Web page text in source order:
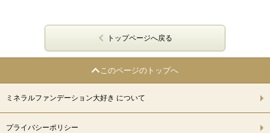
トップページへ戻る
このページのトップへ
ミネラルファンデーション大好き について
プライバシーポリシー